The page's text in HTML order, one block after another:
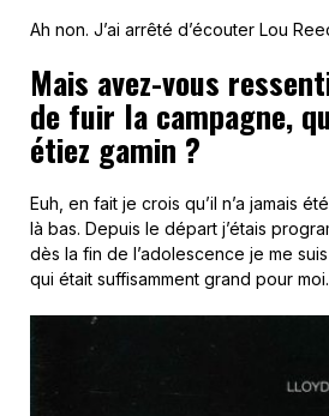
Ah non. J’ai arrêté d’écouter Lou
Mais avez-vous
de fuir la campagne,
étiez gamin ?
Euh, en fait je crois qu’il n’a jamais
là bas. Depuis le départ j’étais
dès la fin de l’adolescence je me
qui était suffisamment grand pour moi.